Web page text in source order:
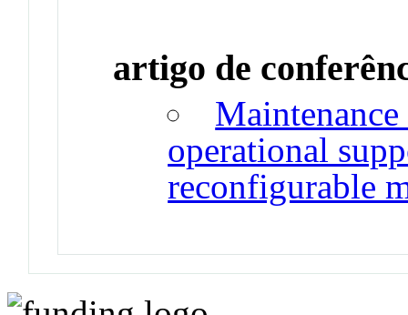
artigo de
Maintenance
operational
reconfigurable